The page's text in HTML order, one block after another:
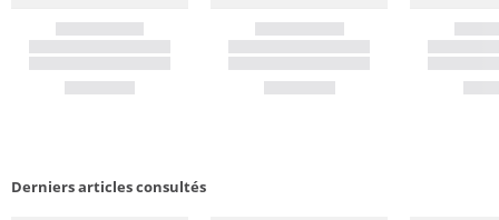
Derniers articles consultés